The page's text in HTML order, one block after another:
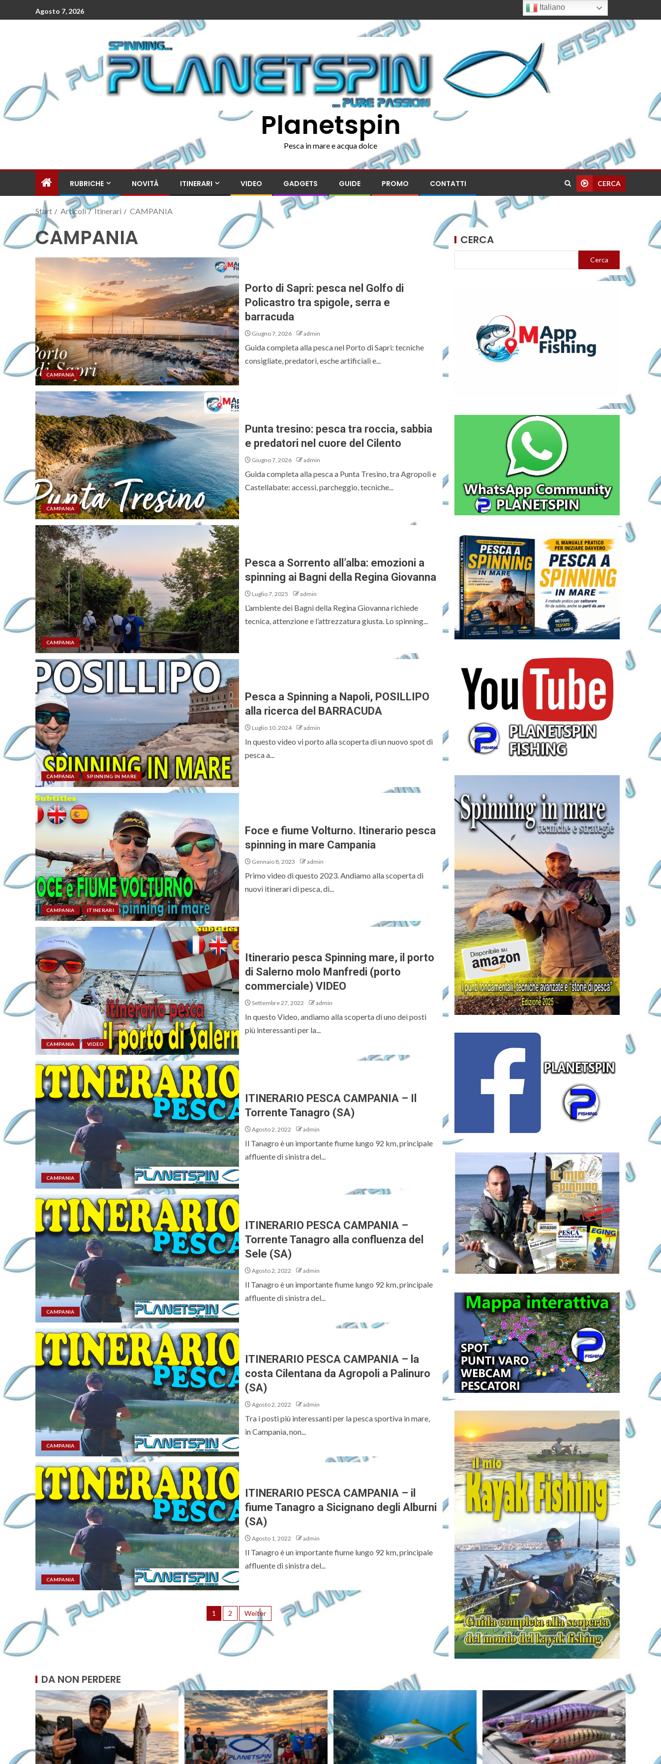
Agosto 7, 2026
Planetspin
Pesca in mare e acqua dolce
RUBRICHE NOVITÀ ITINERARI VIDEO GADGETS GUIDE PROMO CONTATTI CERCA
Start Articoli Itinerari CAMPANIA
CAMPANIA
CAMPANIA
Porto di Sapri: pesca nel Golfo di
Policastro tra spigole, serra e
barracuda
Giugno 7, 2026 admin
Guida completa alla pesca nel Porto di Sapri: tecniche
consigliate, predatori, esche artificiali e...
CAMPANIA
Punta tresino: pesca tra roccia, sabbia
e predatori nel cuore del Cilento
Giugno 7, 2026 admin
Guida completa alla pesca a Punta Tresino, tra Agropoli e
Castellabate: accessi, parcheggio, tecniche...
CAMPANIA
Pesca a Sorrento all’alba: emozioni a
spinning ai Bagni della Regina Giovanna
Luglio 7, 2025 admin
L’ambiente dei Bagni della Regina Giovanna richiede
tecnica, attenzione e l’attrezzatura giusta. Lo spinning...
CAMPANIA SPINNING IN MARE
Pesca a Spinning a Napoli, POSILLIPO
alla ricerca del BARRACUDA
Luglio 10, 2024 admin
In questo video vi porto alla scoperta di un nuovo spot di
pesca a...
CAMPANIA ITINERARI
Foce e fiume Volturno. Itinerario pesca
spinning in mare Campania
Gennaio 8, 2023 admin
Primo video di questo 2023. Andiamo alla scoperta di
nuovi itinerari di pesca, di...
CAMPANIA VIDEO
Itinerario pesca Spinning mare, il porto
di Salerno molo Manfredi (porto
commerciale) VIDEO
Settembre 27, 2022 admin
In questo Video, andiamo alla scoperta di uno dei posti
più interessanti per la...
CAMPANIA
ITINERARIO PESCA CAMPANIA – Il
Torrente Tanagro (SA)
Agosto 2, 2022 admin
Il Tanagro è un importante fiume lungo 92 km, principale
affluente di sinistra del...
CAMPANIA
ITINERARIO PESCA CAMPANIA –
Torrente Tanagro alla confluenza del
Sele (SA)
Agosto 2, 2022 admin
Il Tanagro è un importante fiume lungo 92 km, principale
affluente di sinistra del...
CAMPANIA
ITINERARIO PESCA CAMPANIA – la
costa Cilentana da Agropoli a Palinuro
(SA)
Agosto 2, 2022 admin
Tra i posti più interessanti per la pesca sportiva in mare,
in Campania, non...
CAMPANIA
ITINERARIO PESCA CAMPANIA – il
fiume Tanagro a Sicignano degli Alburni
(SA)
Agosto 1, 2022 admin
Il Tanagro è un importante fiume lungo 92 km, principale
affluente di sinistra del...
1 2 Weiter
CERCA
Cerca
DA NON PERDERE
Italiano